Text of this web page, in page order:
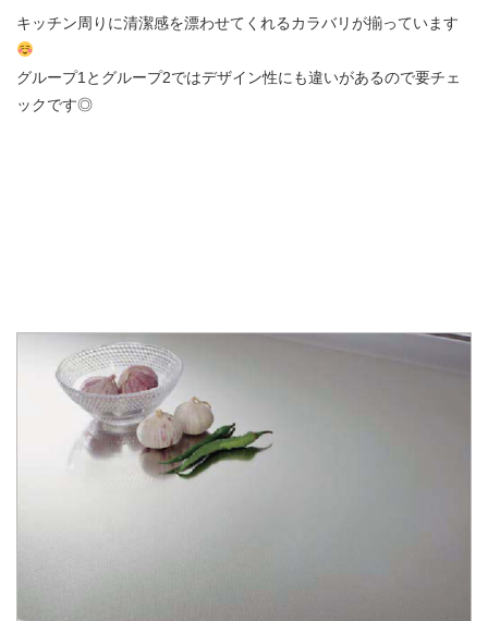
キッチン周りに清潔感を漂わせてくれるカラバリが揃っています
グループ1とグループ2ではデザイン性にも違いがあるので要チェ
ックです◎